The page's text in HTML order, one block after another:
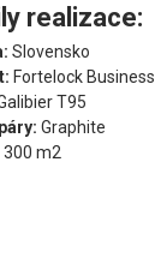
realizace:
Slovensko
Fortelock Business
T95
Graphite
300 m2